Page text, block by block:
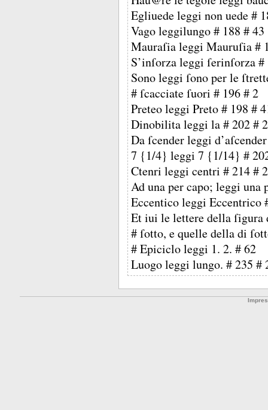
Egliuede leggi non uede #
Vago leggilungo # 188 # 43
Mauraſia leggi Mauruſia #
S’inſorza leggi ſerinſorza
Sono leggi ſono per le
# ſcacciate ſuori # 196 # 2
Preteo leggi Preto # 198 #
Dinobilita leggi la# 202 #
Da ſcender leggi
7 {1/4} leggi 7 {1/14} #
Ctenri leggi centri # 214 #
Ad una per capo; leggi una
Eccentico leggi Eccentrico
Et iui le lettere della ſigura
# ſotto, e quelle della di
# Epiciclo leggi 1. 2. # 62
Luogo leggi lungo. # 235 #